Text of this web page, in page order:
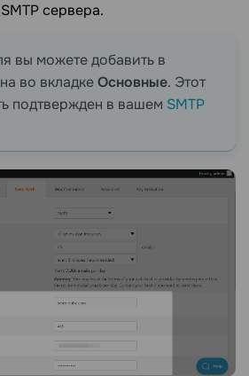
сервера.
вы можете добавить в
во вкладкеОсновные. Этот
подтвержден в вашем SMTP